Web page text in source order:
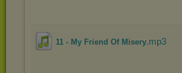
11 - My Friend Of Misery.mp3